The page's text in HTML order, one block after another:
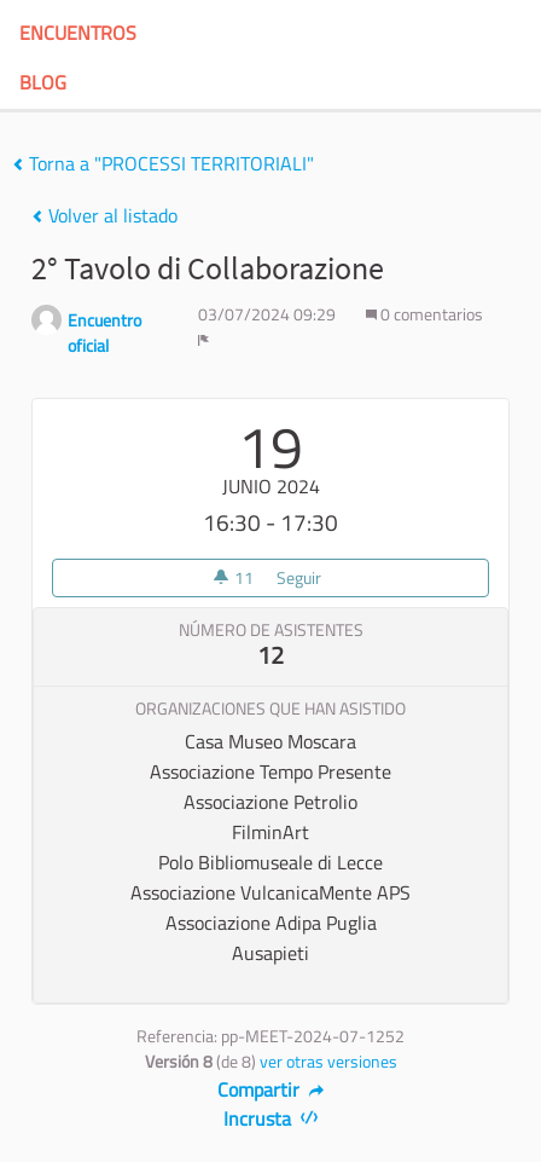
ENCUENTROS
BLOG
Torna a "PROCESSI TERRITORIALI"
Volver al listado
2° Tavolo di Collaborazione
Encuentro
oficial
03/07/2024 09:29
0 comentarios
19
JUNIO 2024
16:30 - 17:30
11 11 seguidoras
Seguir2° Tavolo di Collaborazione
NÚMERO DE ASISTENTES
12
ORGANIZACIONES QUE HAN ASISTIDO
Casa Museo Moscara
Associazione Tempo Presente
Associazione Petrolio
FilminArt
Polo Bibliomuseale di Lecce
Associazione VulcanicaMente APS
Associazione Adipa Puglia
Ausapieti
Referencia: pp-MEET-2024-07-1252
Versión 8(de 8)ver otras versiones
Compartir
Incrusta